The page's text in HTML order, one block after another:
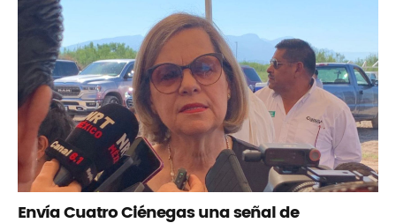
Envía Cuatro Ciénegas una señal de